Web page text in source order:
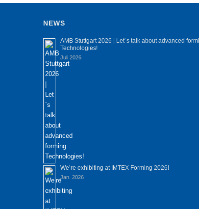
NEWS
AMB Stuttgart 2026 | Let´s talk about advanced
Technologies!
Juli 2026
We’re exhibiting at IMTEX Forming 2026!
Jan. 2026